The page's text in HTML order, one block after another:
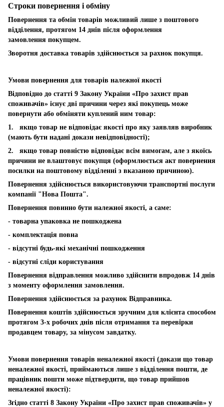
Строки повернення і обміну
Повернення та обмін товарів можливий лише з поштового
відділення, протягом 14 днів після оформлення
замовлення покупцем.
Зворотня доставка товарів здійснюється за рахнок покупця.
Умови повернення для товарів належної якості
Відповідно до статті 9 Закону України «Про захист прав
споживачів» існує дві причини через які покупець може
повернути або обміняти куплений ним товар:
1. якщо товар не відповідає якості про яку заявляв виробник
(мають бути надані докази невідповідності);
2. якщо товар повністю відповідає всім вимогам, але з якоїсь
причини не влаштовує покупця (оформлюється акт повернення
посилки на поштовому відділенні з вказаною причиною).
Повернення здійснюється використовуючи транспортні послуги
компанії "Нова Пошта".
Повернення повинно бути належної якості, а саме:
- товарна упаковка не пошкоджена
- комплектація повна
- відсутні будь-які механічні пошкодження
- відсутні сліди користування
Повернення відправлення можливо здійснити впродовж 14 днів
з моменту оформлення замовлення.
Повернення здійснюється за рахунок Відправника.
Повернення коштів здійснюється зручним для клієнта способом
протягом 3-х робочих днів після отримання та перевірки
продавцем товару, за мінусом завдатку.
Умови повернення товарів неналежної якості (докази що товар
неналежної якості, приймаються лише з відділення пошти, де
працівник пошти може підтвердити, що товар прийшов
неналежної якості):
Згідно статті 8 Закону України «Про захист прав споживачів» у